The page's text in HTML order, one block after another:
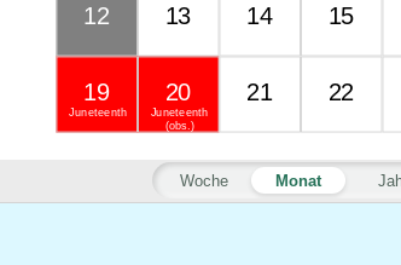
Woche Monat
12 13 14 15
Juneteenth
19
Juneteenth
(obs.)
20 21 22